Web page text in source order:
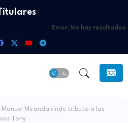
Error: No hay resultados
Manuel Miranda rinde tributo a las
Tony